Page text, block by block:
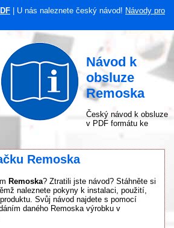
| U nás naleznete český návod! Návody pro
Návod k
obsluze
Remoska
Český návod k obsluze
v PDF formátu ke
Remoska
Remoska? Ztratili jste návod? Stáhněte si
naleznete pokyny k instalaci, použití,
Svůj návod najdete s pomocí
daného Remoska výrobku v